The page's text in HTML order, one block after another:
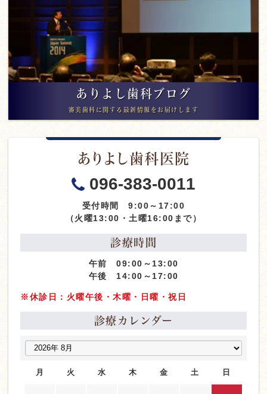
ありよし歯科ブログ
審美歯科に関する最新情報をお届けします
ありよし歯科医院
096-383-0011
受付時間 9:00～17:00
（火曜13:00・土曜16:00まで）
診療時間
午前 09:00～13:00
午後 14:00～17:00
※休診日：火曜午後・木曜・日曜・祝日
診療カレンダー
月 火 水 木 金 土 日